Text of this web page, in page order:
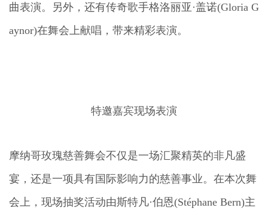
曲表演。另外，还有传奇歌手格洛丽亚·盖诺(Gloria G
aynor)在舞会上献唱，带来精彩表演。
特邀嘉宾现场表演
摩纳哥玫瑰慈善舞会不仅是一场汇聚精英的非凡盛
宴，还是一项具有国际影响力的慈善事业。在本次舞
会上，现场抽奖活动由斯特凡·伯恩(Stéphane Bern)主